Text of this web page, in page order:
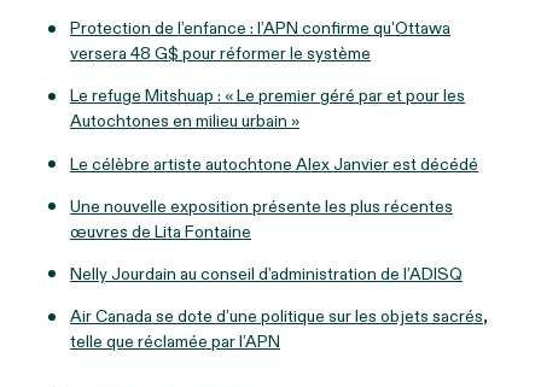
Protection de l’enfance : l’APN confirme qu’Ottawa
versera 48 G$ pour réformer le système
Le refuge Mitshuap : « Le premier géré par et pour les
Autochtones en milieu urbain »
Le célèbre artiste autochtone Alex Janvier est décédé
Une nouvelle exposition présente les plus récentes
œuvres de Lita Fontaine
Nelly Jourdain au conseil d’administration de l’ADISQ
Air Canada se dote d’une politique sur les objets sacrés,
telle que réclamée par l’APN